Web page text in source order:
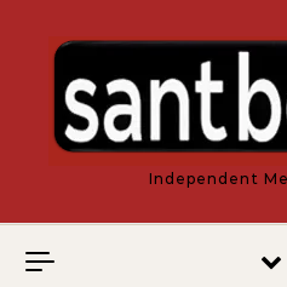
Independent